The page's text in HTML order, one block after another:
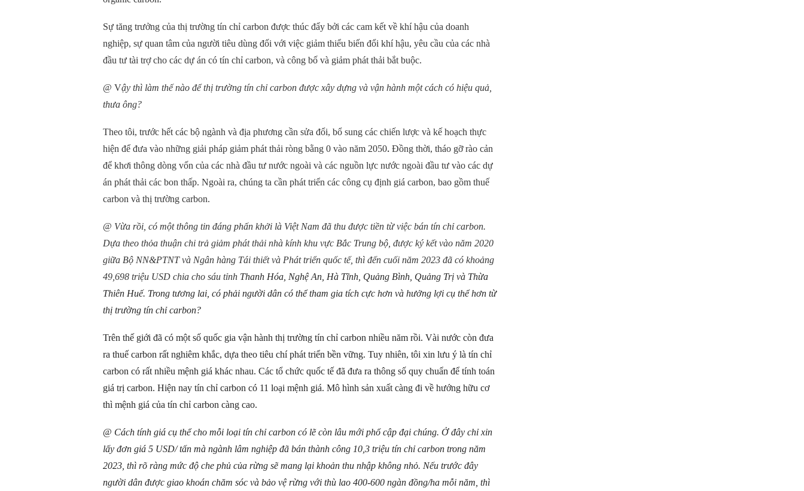
Sự tăng trưởng của thị trường tín chỉ carbon được thúc đẩy bởi các cam kết về khí hậu của doanh
nghiệp, sự quan tâm của người tiêu dùng đối với việc giảm thiểu biến đổi khí hậu, yêu cầu của các nhà
đầu tư tài trợ cho các dự án có tín chỉ carbon, và công bố và giảm phát thải bắt buộc.
@ Vậy thì làm thế nào để thị trường tín chỉ carbon được xây dựng và vận hành một cách có hiệu quả,
thưa ông?
Theo tôi, trước hết các bộ ngành và địa phương cần sửa đổi, bổ sung các chiến lược và kế hoạch thực
hiện để đưa vào những giải pháp giảm phát thải ròng bằng 0 vào năm 2050. Đồng thời, tháo gỡ rào cản
để khơi thông dòng vốn của các nhà đầu tư nước ngoài và các nguồn lực nước ngoài đầu tư vào các dự
án phát thải các bon thấp. Ngoài ra, chúng ta cần phát triển các công cụ định giá carbon, bao gồm thuế
carbon và thị trường carbon.
@ Vừa rồi, có một thông tin đáng phấn khởi là Việt Nam đã thu được tiền từ việc bán tín chỉ carbon.
Dựa theo thỏa thuận chi trả giảm phát thải nhà kính khu vực Bắc Trung bộ, được ký kết vào năm 2020
giữa Bộ NN&PTNT và Ngân hàng Tái thiết và Phát triển quốc tế, thì đến cuối năm 2023 đã có khoảng
49,698 triệu USD chia cho sáu tỉnh Thanh Hóa, Nghệ An, Hà Tĩnh, Quảng Bình, Quảng Trị và Thừa
Thiên Huế. Trong tương lai, có phải người dân có thể tham gia tích cực hơn và hưởng lợi cụ thể hơn từ
thị trường tín chỉ carbon?
Trên thế giới đã có một số quốc gia vận hành thị trường tín chỉ carbon nhiều năm rồi. Vài nước còn đưa
ra thuế carbon rất nghiêm khắc, dựa theo tiêu chí phát triển bền vững. Tuy nhiên, tôi xin lưu ý là tín chỉ
carbon có rất nhiều mệnh giá khác nhau. Các tổ chức quốc tế đã đưa ra thông số quy chuẩn để tính toán
giá trị carbon. Hiện nay tín chỉ carbon có 11 loại mệnh giá. Mô hình sản xuất càng đi về hướng hữu cơ
thì mệnh giá của tín chỉ carbon càng cao.
@ Cách tính giá cụ thể cho mỗi loại tín chỉ carbon có lẽ còn lâu mới phổ cập đại chúng. Ở đây chỉ xin
lấy đơn giá 5 USD/ tấn mà ngành lâm nghiệp đã bán thành công 10,3 triệu tín chỉ carbon trong năm
2023, thì rõ ràng mức độ che phủ của rừng sẽ mang lại khoản thu nhập không nhỏ. Nếu trước đây
người dân được giao khoán chăm sóc và bảo vệ rừng với thù lao 400-600 ngàn đồng/ha mỗi năm, thì